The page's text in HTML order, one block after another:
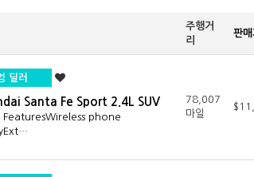
주행거
리
판매
딜러
Santa Fe Sport 2.4L SUV
phone
78,007
마일